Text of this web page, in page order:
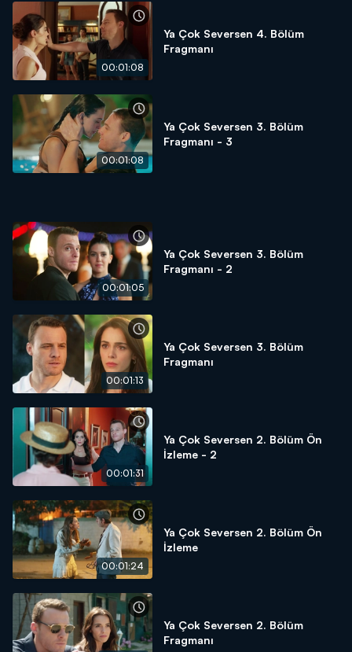
00:01:08
Ya Çok Seversen 4. Bölüm
Fragmanı
00:01:08
Ya Çok Seversen 3. Bölüm
Fragmanı - 3
00:01:05
Ya Çok Seversen 3. Bölüm
Fragmanı - 2
00:01:13
Ya Çok Seversen 3. Bölüm
Fragmanı
00:01:31
Ya Çok Seversen 2. Bölüm Ön
İzleme - 2
00:01:24
Ya Çok Seversen 2. Bölüm Ön
İzleme
Ya Çok Seversen 2. Bölüm
Fragmanı